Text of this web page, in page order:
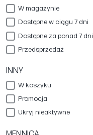
W magazynie
Dostępne w ciągu 7 dni
Dostępne za ponad 7 dni
Przedsprzedaż
INNY
W koszyku
Promocja
Ukryj nieaktywne